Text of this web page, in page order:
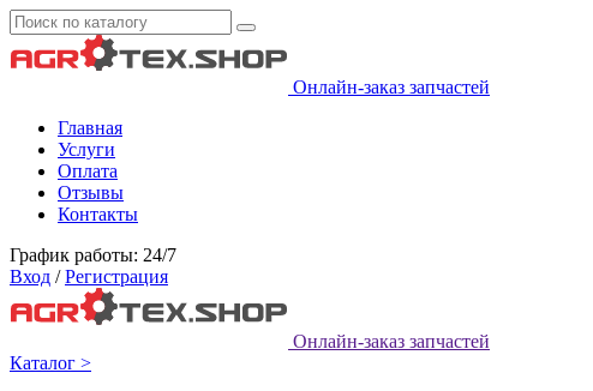
Онлайн-заказ запчастей
Главная
Услуги
Оплата
Отзывы
Контакты
График работы: 24/7
Вход / Регистрация
Онлайн-заказ запчастей
Каталог >